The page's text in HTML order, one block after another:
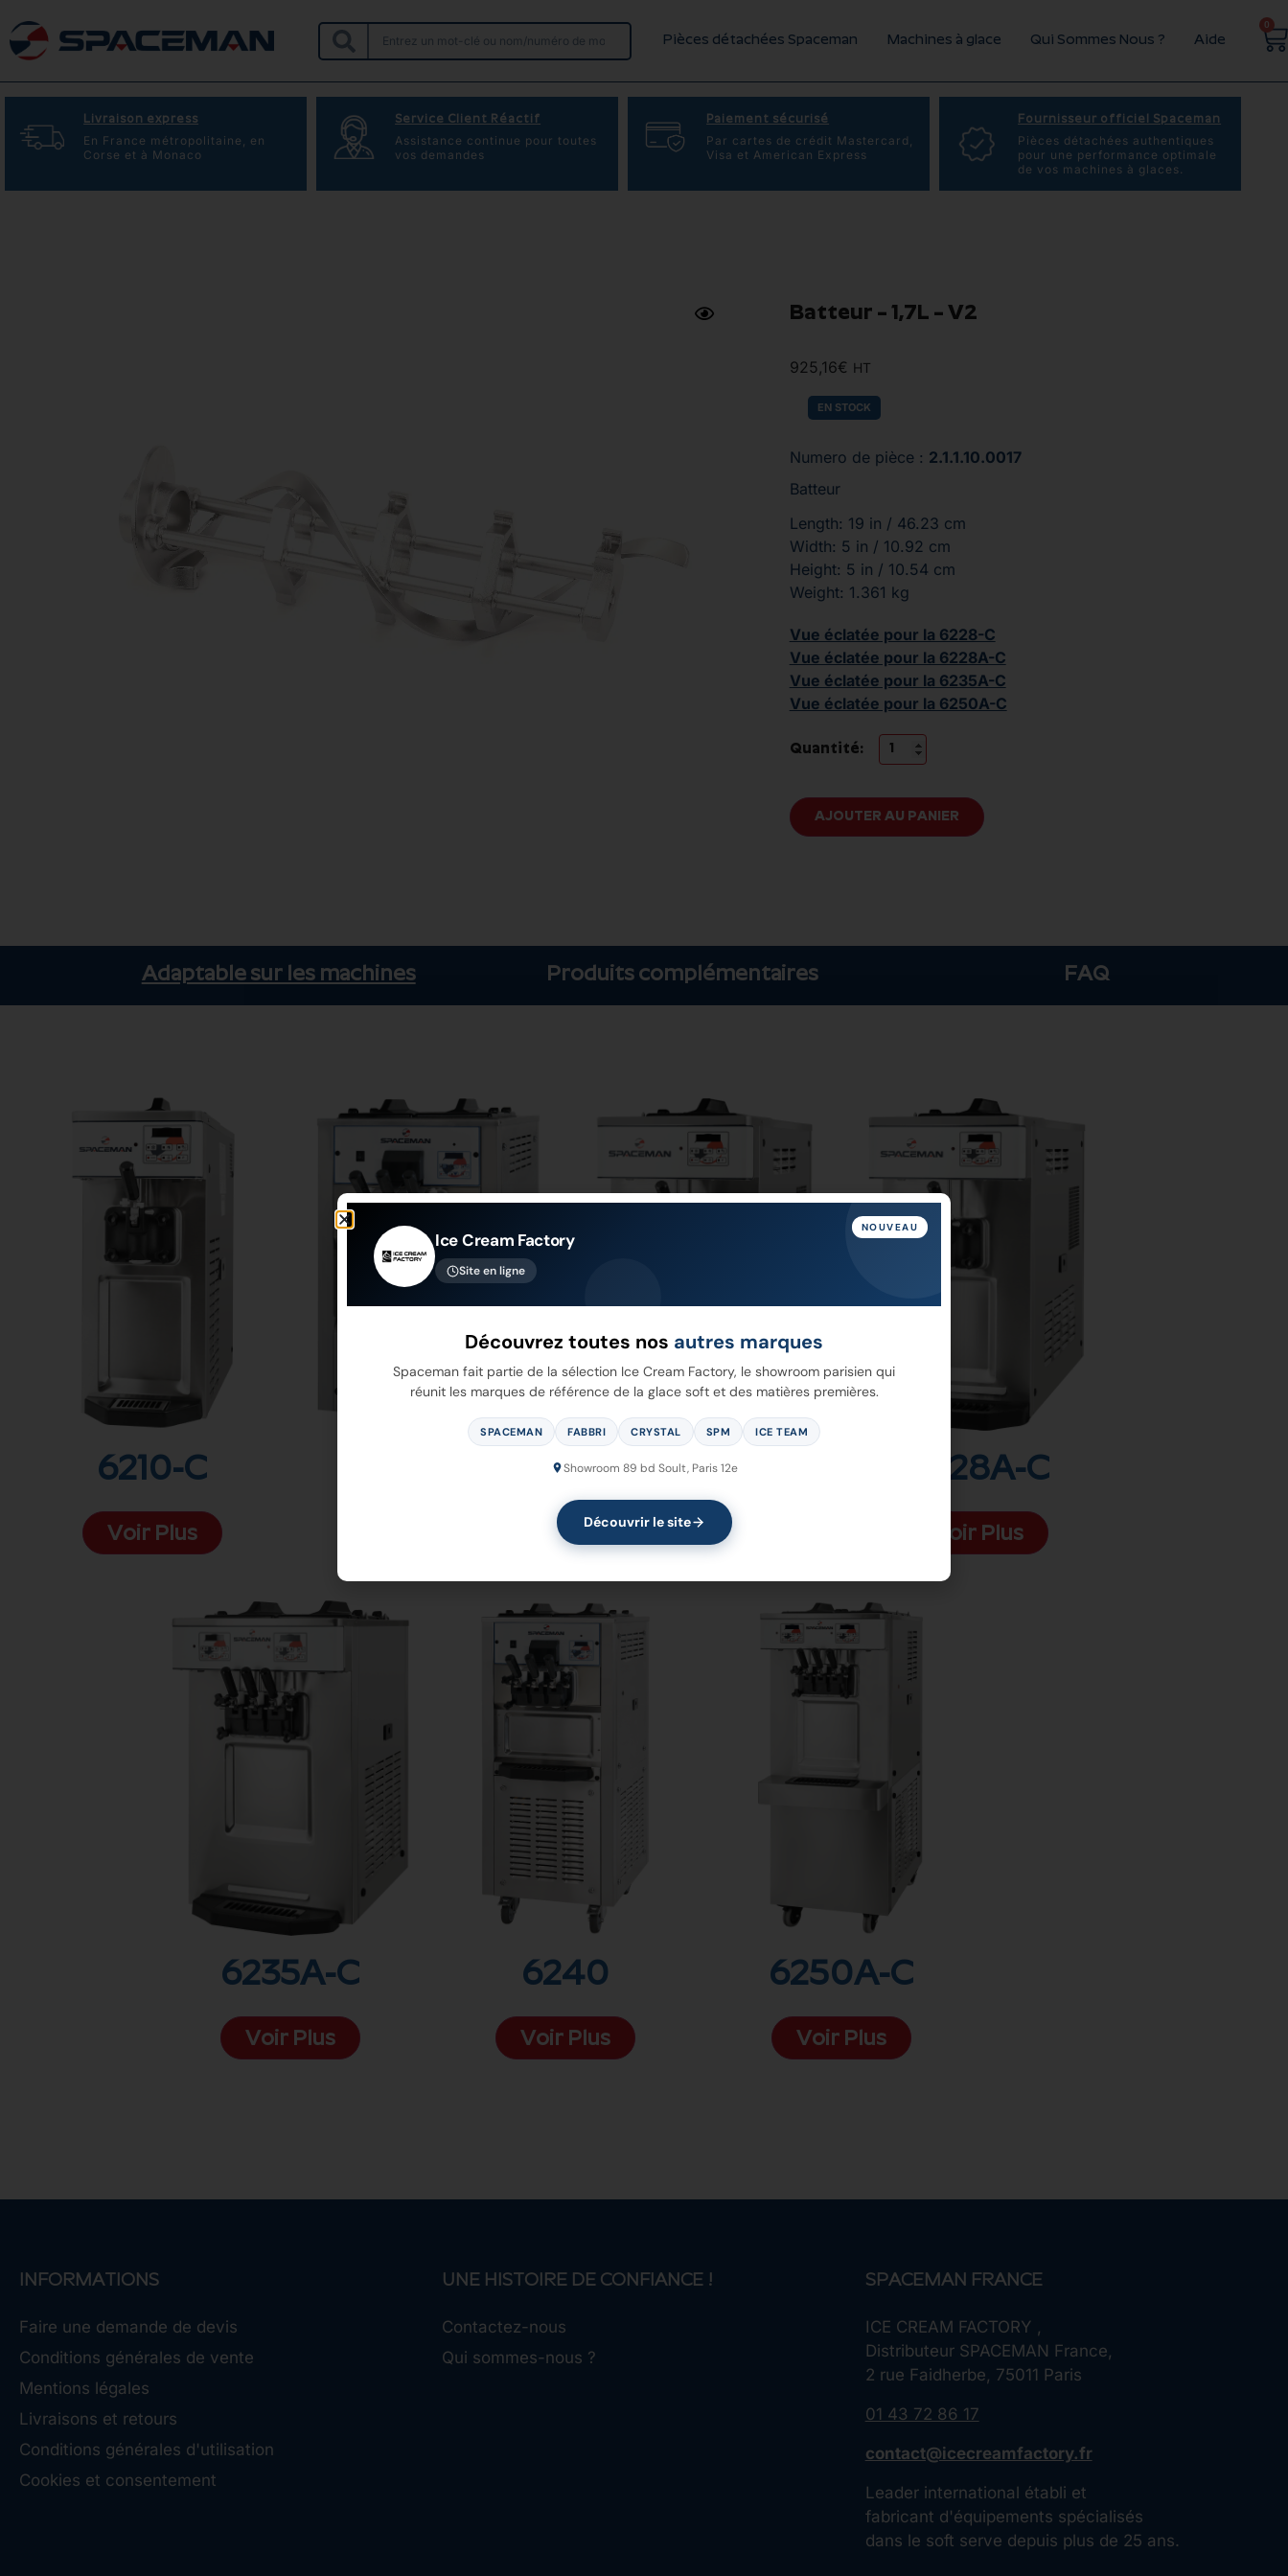
Pièces détachées Spaceman Machines à glace Qui Sommes Nous ? Aide
0
Livraison express
En France métropolitaine, en
Corse et à Monaco
Service Client Réactif
Assistance continue pour toutes
vos demandes
Paiement sécurisé
Par cartes de crédit Mastercard,
Visa et American Express
Fournisseur officiel Spaceman
Pièces détachées authentiques
pour une performance optimale
de vos machines à glaces.
Batteur – 1,7L – V2
925,16€ HT
EN STOCK
Numero de pièce : 2.1.1.10.0017
Batteur
Length: 19 in / 46.23 cm
Width: 5 in / 10.92 cm
Height: 5 in / 10.54 cm
Weight: 1.361 kg
Vue éclatée pour la 6228-C
Vue éclatée pour la 6228A-C
Vue éclatée pour la 6235A-C
Vue éclatée pour la 6250A-C
Quantité:
AJOUTER AU PANIER
Adaptable sur les machines Produits complémentaires FAQ
6210-C
Voir Plus
6228-C
Voir Plus
6228A-C
Voir Plus
6235A-C
Voir Plus
6240
Voir Plus
6250A-C
Voir Plus
INFORMATIONS
Faire une demande de devis
Conditions générales de vente
Mentions légales
Livraisons et retours
Conditions générales d'utilisation
Cookies et consentement
UNE HISTOIRE DE CONFIANCE !
Contactez-nous
Qui sommes-nous ?
SPACEMAN FRANCE
ICE CREAM FACTORY ,
Distributeur SPACEMAN France,
2 rue Faidherbe, 75011 Paris
01 43 72 86 17
contact@icecreamfactory.fr
Leader international établi et
fabricant d'équipements spécialisés
dans le soft serve depuis plus de 25 ans.
NOUVEAU
Ice Cream Factory
Site en ligne
Découvrez toutes nos autres marques
Spaceman fait partie de la sélection Ice Cream Factory, le showroom parisien qui
réunit les marques de référence de la glace soft et des matières premières.
SPACEMAN FABBRI CRYSTAL SPM ICE TEAM
Showroom 89 bd Soult, Paris 12e
Découvrir le site